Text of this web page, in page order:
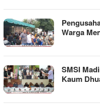
Warga
SMSI
Kaum